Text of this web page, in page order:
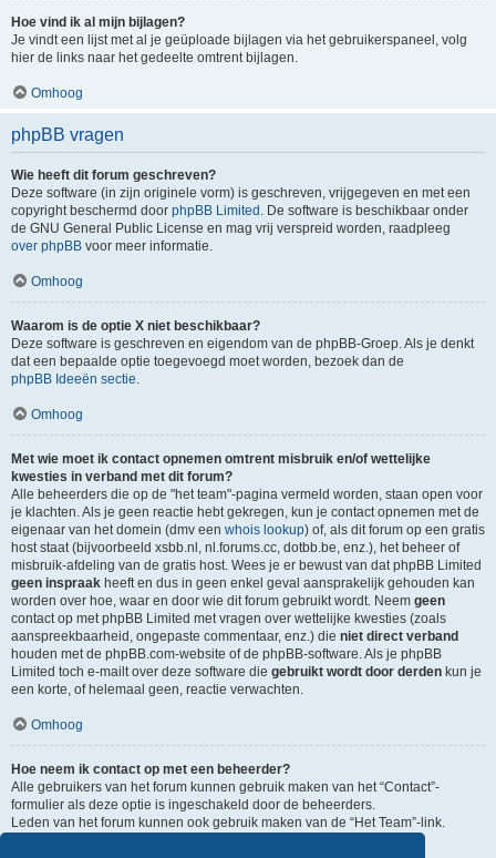
Hoe vind ik al mijn bijlagen?
Je vindt een lijst met al je geüploade bijlagen via het gebruikerspaneel, volg
hier de links naar het gedeelte omtrent bijlagen.
Omhoog
phpBB vragen
Wie heeft dit forum geschreven?
Deze software (in zijn originele vorm) is geschreven, vrijgegeven en met een
copyright beschermd door phpBB Limited . De software is beschikbaar onder
de GNU General Public License en mag vrij verspreid worden, raadpleeg
over phpBB voor meer informatie.
Omhoog
Waarom is de optie X niet beschikbaar?
Deze software is geschreven en eigendom van de phpBB-Groep. Als je denkt
dat een bepaalde optie toegevoegd moet worden, bezoek dan de
phpBB Ideeën sectie.
Omhoog
Met wie moet ik contact opnemen omtrent misbruik en/of wettelijke
kwesties in verband met dit forum?
Alle beheerders die op de "het team"-pagina vermeld worden, staan open voor
je klachten. Als je geen reactie hebt gekregen, kun je contact opnemen met de
eigenaar van het domein (dmv een whois lookup) of, als dit forum op een gratis
host staat (bijvoorbeeld xsbb.nl, nl.forums.cc, dotbb.be, enz.), het beheer of
misbruik-afdeling van de gratis host. Wees je er bewust van dat phpBB Limited
geen inspraak heeft en dus in geen enkel geval aansprakelijk gehouden kan
worden over hoe, waar en door wie dit forum gebruikt wordt. Neem geen
contact op met phpBB Limited met vragen over wettelijke kwesties (zoals
aanspreekbaarheid, ongepaste commentaar, enz.) die niet direct verband
houden met de phpBB.com-website of de phpBB-software. Als je phpBB
Limited toch e-mailt over deze software die gebruikt wordt door derden kun je
een korte, of helemaal geen, reactie verwachten.
Omhoog
Hoe neem ik contact op met een beheerder?
Alle gebruikers van het forum kunnen gebruik maken van het “Contact”-
formulier als deze optie is ingeschakeld door de beheerders.
Leden van het forum kunnen ook gebruik maken van de “Het Team”-link.